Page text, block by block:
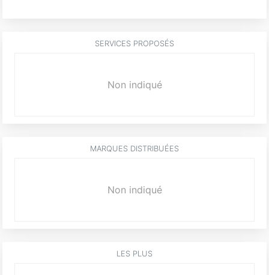
SERVICES PROPOSÉS
Non indiqué
MARQUES DISTRIBUÉES
Non indiqué
LES PLUS